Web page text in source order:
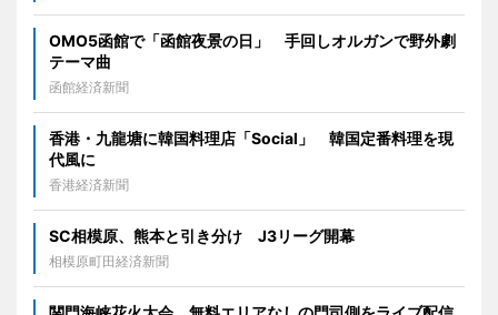
OMO5函館で「函館夜景の日」 手回しオルガンで野外劇
テーマ曲
函館経済新聞
香港・九龍塘に韓国料理店「Social」 韓国定番料理を現
代風に
香港経済新聞
SC相模原、熊本と引き分け J3リーグ開幕
相模原町田経済新聞